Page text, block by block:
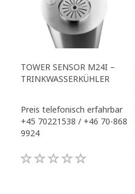
TOWER SENSOR M24I –
TRINKWASSERKÜHLER
Preis telefonisch erfahrbar
+45 70221538 / +46 70-868
9924